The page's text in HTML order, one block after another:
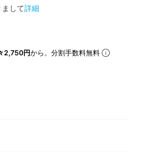
まして詳細
2,750円から。分割手数料無料